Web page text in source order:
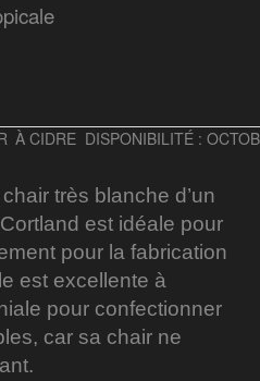
À CIDRE DISPONIBILITÉ :
très blanche d’un
est idéale pour
pour la fabrication
est excellente à
pour confectionner
car sa chair ne